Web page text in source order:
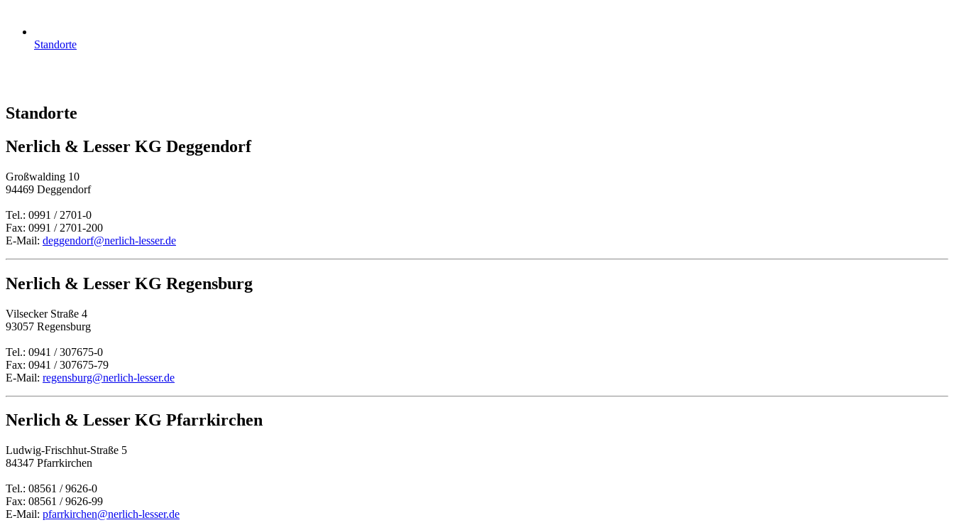
Standorte
Standorte
Nerlich & Lesser KG Deggendorf
Großwalding 10
94469 Deggendorf
Tel.: 0991 / 2701-0
Fax: 0991 / 2701-200
E-Mail: deggendorf@nerlich-lesser.de
Nerlich & Lesser KG Regensburg
Vilsecker Straße 4
93057 Regensburg
Tel.: 0941 / 307675-0
Fax: 0941 / 307675-79
E-Mail: regensburg@nerlich-lesser.de
Nerlich & Lesser KG Pfarrkirchen
Ludwig-Frischhut-Straße 5
84347 Pfarrkirchen
Tel.: 08561 / 9626-0
Fax: 08561 / 9626-99
E-Mail: pfarrkirchen@nerlich-lesser.de